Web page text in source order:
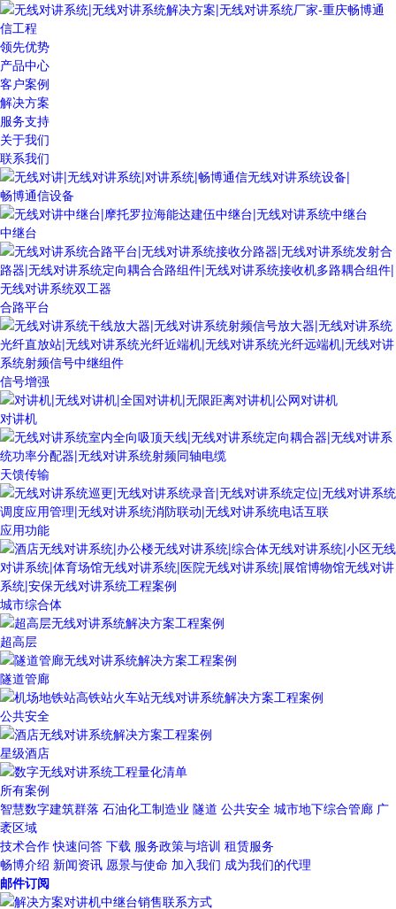
领先优势
产品中心
客户案例
解决方案
服务支持
关于我们
联系我们
畅博通信设备
中继台
合路平台
信号增强
对讲机
天馈传输
应用功能
城市综合体
超高层
隧道管廊
公共安全
星级酒店
所有案例
智慧数字建筑群落 石油化工制造业 隧道 公共安全 城市地下综合管廊 广
袤区域
技术合作 快速问答 下载 服务政策与培训 租赁服务
畅博介绍 新闻资讯 愿景与使命 加入我们 成为我们的代理
邮件订阅